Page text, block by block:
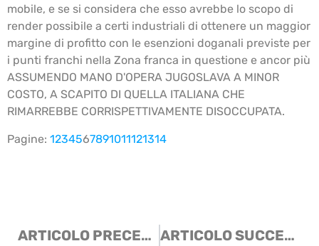
mobile, e se si considera che esso avrebbe lo scopo di
render possibile a certi industriali di ottenere un maggior
margine di profitto con le esenzioni doganali previste per
i punti franchi nella Zona franca in questione e ancor più
ASSUMENDO MANO D'OPERA JUGOSLAVA A MINOR
COSTO, A SCAPITO DI QUELLA ITALIANA CHE
RIMARREBBE CORRISPETTIVAMENTE DISOCCUPATA.
Pagine: 1234567891011121314
ARTICOLO PRECEDENTE ARTICOLO SUCCESSIVO